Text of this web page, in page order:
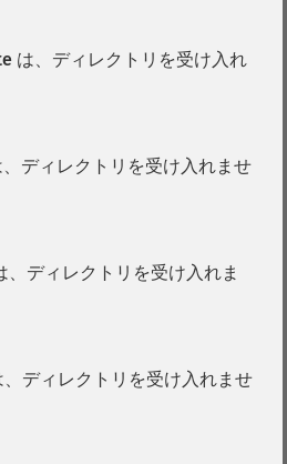
は、ディレクトリを受け入れ
、ディレクトリを受け入れませ
、ディレクトリを受け入れま
、ディレクトリを受け入れませ